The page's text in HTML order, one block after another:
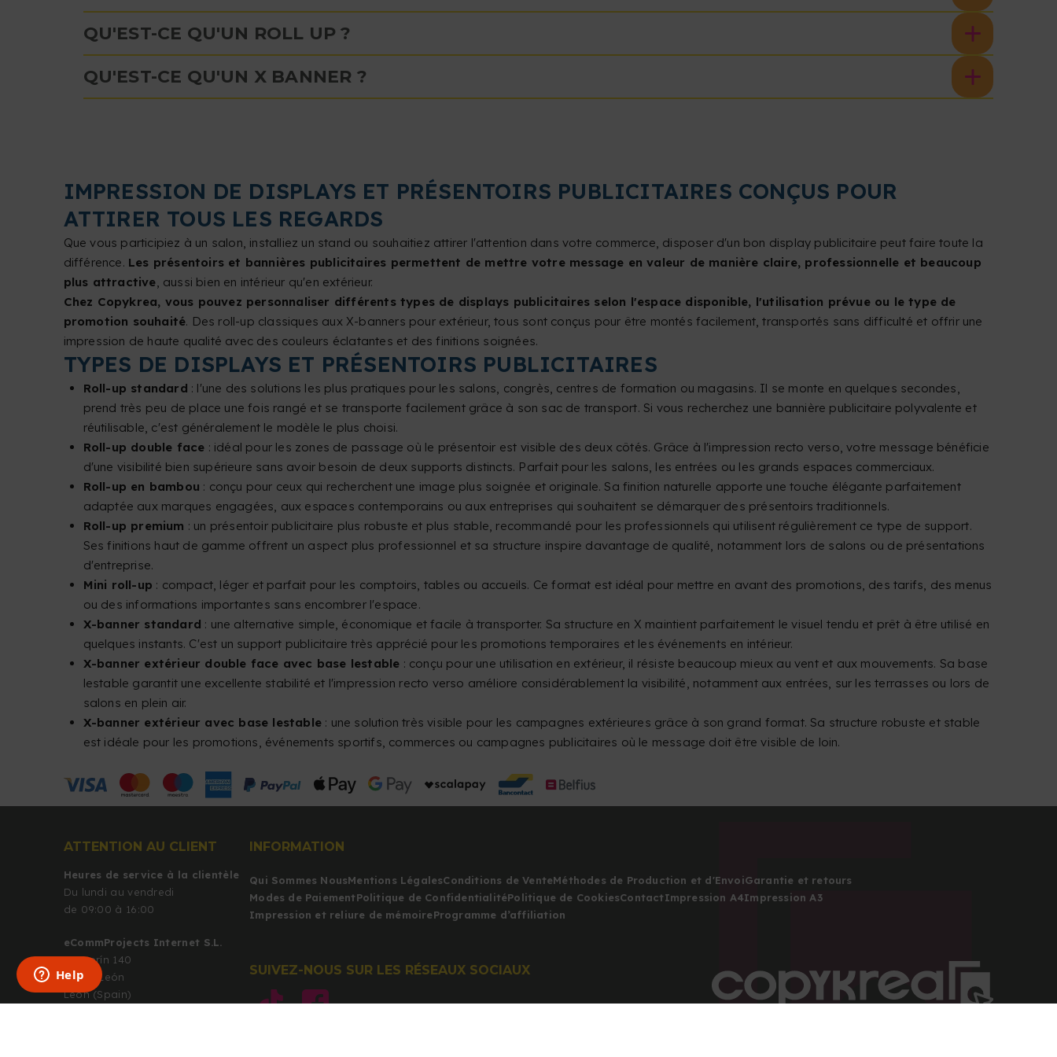
QU'EST-CE QU'UN ROLL UP ?
QU'EST-CE QU'UN X BANNER ?
IMPRESSION DE DISPLAYS ET PRÉSENTOIRS PUBLICITAIRES CONÇUS POUR
ATTIRER TOUS LES REGARDS
Que vous participiez à un salon, installiez un stand ou souhaitiez attirer l'attention dans votre commerce, disposer d'un bon display publicitaire peut faire toute la
différence. Les présentoirs et bannières publicitaires permettent de mettre votre message en valeur de manière claire, professionnelle et beaucoup
plus attractive, aussi bien en intérieur qu'en extérieur.
Chez Copykrea, vous pouvez personnaliser différents types de displays publicitaires selon l'espace disponible, l'utilisation prévue ou le type de
promotion souhaité. Des roll-up classiques aux X-banners pour extérieur, tous sont conçus pour être montés facilement, transportés sans difficulté et offrir une
impression de haute qualité avec des couleurs éclatantes et des finitions soignées.
TYPES DE DISPLAYS ET PRÉSENTOIRS PUBLICITAIRES
Roll-up standard : l'une des solutions les plus pratiques pour les salons, congrès, centres de formation ou magasins. Il se monte en quelques secondes,
prend très peu de place une fois rangé et se transporte facilement grâce à son sac de transport. Si vous recherchez une bannière publicitaire polyvalente et
réutilisable, c'est généralement le modèle le plus choisi.
Roll-up double face : idéal pour les zones de passage où le présentoir est visible des deux côtés. Grâce à l'impression recto verso, votre message bénéficie
d'une visibilité bien supérieure sans avoir besoin de deux supports distincts. Parfait pour les salons, les entrées ou les grands espaces commerciaux.
Roll-up en bambou : conçu pour ceux qui recherchent une image plus soignée et originale. Sa finition naturelle apporte une touche élégante parfaitement
adaptée aux marques engagées, aux espaces contemporains ou aux entreprises qui souhaitent se démarquer des présentoirs traditionnels.
Roll-up premium : un présentoir publicitaire plus robuste et plus stable, recommandé pour les professionnels qui utilisent régulièrement ce type de support.
Ses finitions haut de gamme offrent un aspect plus professionnel et sa structure inspire davantage de qualité, notamment lors de salons ou de présentations
d'entreprise.
Mini roll-up : compact, léger et parfait pour les comptoirs, tables ou accueils. Ce format est idéal pour mettre en avant des promotions, des tarifs, des menus
ou des informations importantes sans encombrer l'espace.
X-banner standard : une alternative simple, économique et facile à transporter. Sa structure en X maintient parfaitement le visuel tendu et prêt à être utilisé en
quelques instants. C'est un support publicitaire très apprécié pour les promotions temporaires et les événements en intérieur.
X-banner extérieur double face avec base lestable : conçu pour une utilisation en extérieur, il résiste beaucoup mieux au vent et aux mouvements. Sa base
lestable garantit une excellente stabilité et l'impression recto verso améliore considérablement la visibilité, notamment aux entrées, sur les terrasses ou lors de
salons en plein air.
X-banner extérieur avec base lestable : une solution très visible pour les campagnes extérieures grâce à son grand format. Sa structure robuste et stable
est idéale pour les promotions, événements sportifs, commerces ou campagnes publicitaires où le message doit être visible de loin.
ATTENTION AU CLIENT
Heures de service à la clientèle
Du lundi au vendredi
de 09:00 à 16:00
eCommProjects Internet S.L.
C/Azorín 140
24010 León
León (Spain)
INFORMATION
Qui Sommes NousMentions LégalesConditions de VenteMéthodes de Production et d'EnvoiGarantie et retours
Modes de PaiementPolitique de ConfidentialitéPolitique de CookiesContactImpression A4Impression A3
Impression et reliure de mémoireProgramme d’affiliation
SUIVEZ-NOUS SUR LES RÉSEAUX SOCIAUX